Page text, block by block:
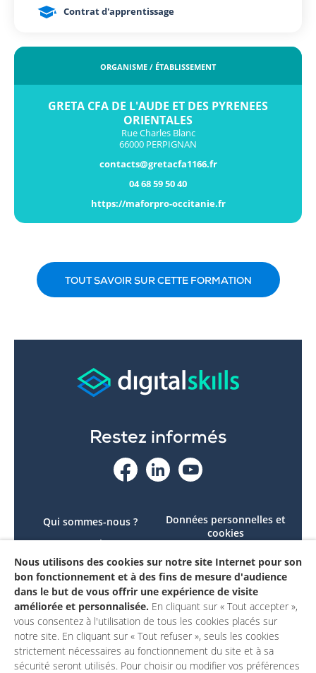
Contrat d'apprentissage
ORGANISME / ÉTABLISSEMENT
GRETA CFA DE L'AUDE ET DES PYRENEES
ORIENTALES
Rue Charles Blanc
66000 PERPIGNAN
contacts@gretacfa1166.fr
04 68 59 50 40
https://maforpro-occitanie.fr
TOUT SAVOIR SUR CETTE FORMATION
Restez informés
Qui sommes-nous ?
Le projet
Contactez-nous
Mon compte
Données personnelles et
cookies
conforme
Mentions légales
Nous utilisons des cookies sur notre site Internet pour son
bon fonctionnement et à des fins de mesure d'audience
dans le but de vous offrir une expérience de visite
améliorée et personnalisée. En cliquant sur « Tout accepter »,
vous consentez à l'utilisation de tous les cookies placés sur
notre site. En cliquant sur « Tout refuser », seuls les cookies
strictement nécessaires au fonctionnement du site et à sa
sécurité seront utilisés. Pour choisir ou modifier vos préférences